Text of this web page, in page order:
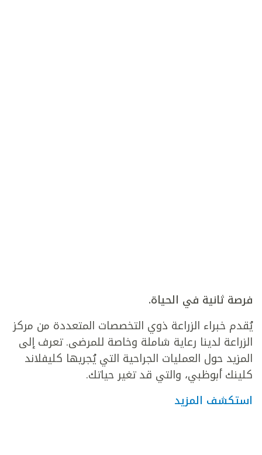
فرصة ثانية في الحياة.
يُقدم خبراء الزراعة ذوي التخصصات المتعددة من مركز
الزراعة لدينا رعاية شاملة وخاصة للمرضى. تعرف إلى
المزيد حول العمليات الجراحية التي يُجريها كليفلاند
كلينك أبوظبي، والتي قد تغير حياتك.
استكشف المزيد